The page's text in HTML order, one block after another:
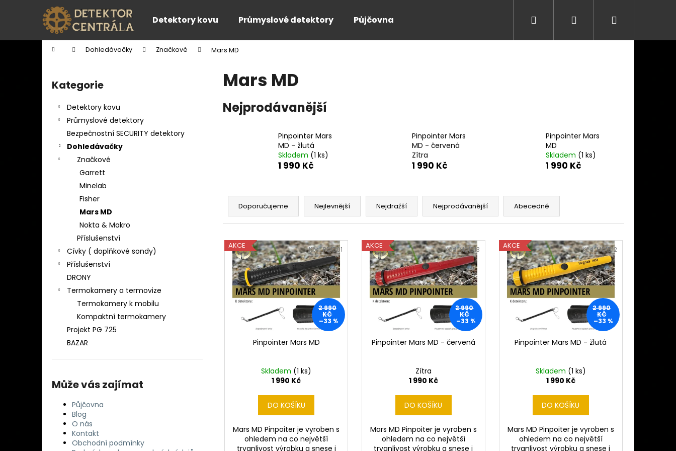
Detektory kovu Průmyslové detektory Půjčovna Přihlášení
Domů Dohledávačky Značkové Mars MD
Přeskočit
kategorie
Kategorie
Detektory kovu
Průmyslové detektory
Bezpečnostní SECURITY detektory
Dohledávačky
Značkové
Garrett
Minelab
Fisher
Mars MD
Nokta & Makro
Příslušenství
Cívky ( doplňkové sondy)
Příslušenství
DRONY
Termokamery a termovize
Termokamery k mobilu
Kompaktní termokamery
Projekt PG 725
BAZAR
Může vás zajímat
Půjčovna
Blog
O nás
Kontakt
Obchodní podmínky
Mars MD
Nejprodávanější
Pinpointer Mars
MD - žlutá
Skladem (1 ks)
1 990 Kč
Pinpointer Mars
MD - červená
Zítra
1 990 Kč
Pinpointer Mars
MD
Skladem (1 ks)
1 990 Kč
Ř
z
n
Doporučujeme Nejlevnější Nejdražší Nejprodávanější Abecedně
V
ýAKCE
2 990
KČ
–33 %
Pinpointer Mars MD
Skladem (1 ks)
1 990 Kč
DO KOŠÍKU
Mars MD Pinpoiter je vyroben s
ohledem na co největší
trvanlivost výrobku a snese i
Kód:RD1501 AKCE
2 990
KČ
–33 %
Pinpointer Mars MD - červená
Zítra
1 990 Kč
DO KOŠÍKU
Mars MD Pinpoiter je vyroben s
ohledem na co největší
trvanlivost výrobku a snese i
Kód:MD1513 AKCE
2 990
KČ
–33 %
Pinpointer Mars MD - žlutá
Skladem (1 ks)
1 990 Kč
DO KOŠÍKU
Mars MD Pinpoiter je vyroben s
ohledem na co největší
trvanlivost výrobku a snese i
Kód:MD1512
í
Zpět
do
Zpět
do
Co potřebujete najít?
Doporučujeme
DETEKTOR KOVU MINELAB EQUINOX 900
( DOHLEDÁVAČKA MINELAB PRO-FIND
40 ZDARMA)
29 990 Kč
ZDARMA)
21 990 Kč
Původně:22 490 Kč
49 990 Kč